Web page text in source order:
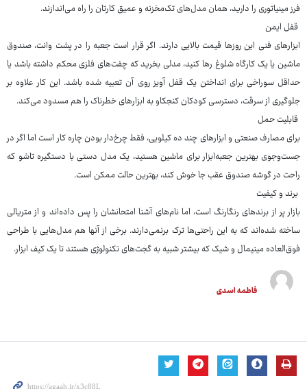
فرز مینیاتوری را دارید، همان مدل‌های تک‌مخزنه و عمیق کارتان را راه می‌اندازند.
قفل ایمن
ابزارهای فنی این روزها قیمت بالایی دارند. اگر قرار است جعبه را در پشت وانت، صندوق
ماشین یا یک کارگاه شلوغ رها کنید، مدلی بخرید که چفت‌های فلزی محکم داشته باشد یا
حداقل سوراخی برای انداختن یک قفل آویز روی آن تعبیه شده باشد. این کار علاوه بر
جلوگیری از سرقت، دسترسی کودکان کنجکاو به ابزارهای خطرناک را هم مسدود می‌کند.
قابلیت حمل
برای مصارف صنعتی و ابزارهای چند ده کیلویی، فقط چرخ‌دار بودن چاره کار است اما اگر در
جست‌وجوی بهترین جعبه‌ابزار برای ماشین هستید، یک مدل دستی با دستگیره تاشو که
راحت در گوشه صندوق عقب جا خوش کند، بهترین حالت ممکن است.
برند و کیفیت
بازار پر از برندهای رنگارنگ است، اما نام‌های آشنا امتحانشان را پس داده‌اند و از متریالی
ساخته شده‌اند که به این راحتی‌ها ترک برنمی‌دارند. برخی از آنها هم مدل‌هایی با طراحی
فوق‌العاده مینیمال و شیک که بیشتر شبیه به گجت‌های تکنولوژی هستند تا یک کیف ابزار.
فاطمه اسدی